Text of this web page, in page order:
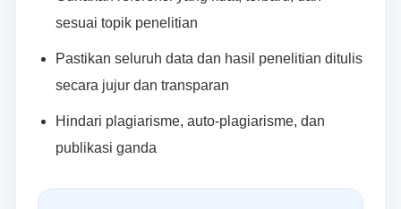
sesuai topik penelitian
Pastikan seluruh data dan hasil penelitian ditulis
secara jujur dan transparan
Hindari plagiarisme, auto-plagiarisme, dan
publikasi ganda